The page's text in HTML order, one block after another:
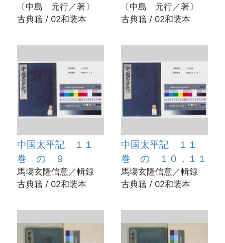
〔中島 元行／著〕
古典籍 / 02和装本
〔中島 元行／著〕
古典籍 / 02和装本
中国太平記 １１
巻 の ９
馬塲玄隆信意／輯録
古典籍 / 02和装本
中国太平記 １１
巻 の １０，１１
馬塲玄隆信意／輯録
古典籍 / 02和装本